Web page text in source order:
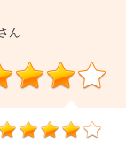
ん